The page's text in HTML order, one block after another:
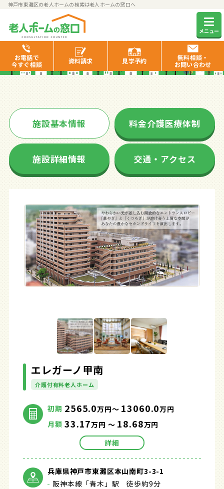
神戸市東灘区の老人ホームの検索は老人ホームの窓口へ
メニュー
お電話で
今すぐ相談
資料請求 見学予約
無料相談・
お問い合わせ
エレガーノ甲南
施設基本情報 料金介護医療体制
施設詳細情報 交通・アクセス
エレガーノ甲南
介護付有料老人ホーム
初期 2565.0万円～ 13060.0万円
月額 33.17万円 ～ 18.68万円
詳細
兵庫県神戸市東灘区本山南町3-3-1
阪神本線「青木」駅 徒歩約9分